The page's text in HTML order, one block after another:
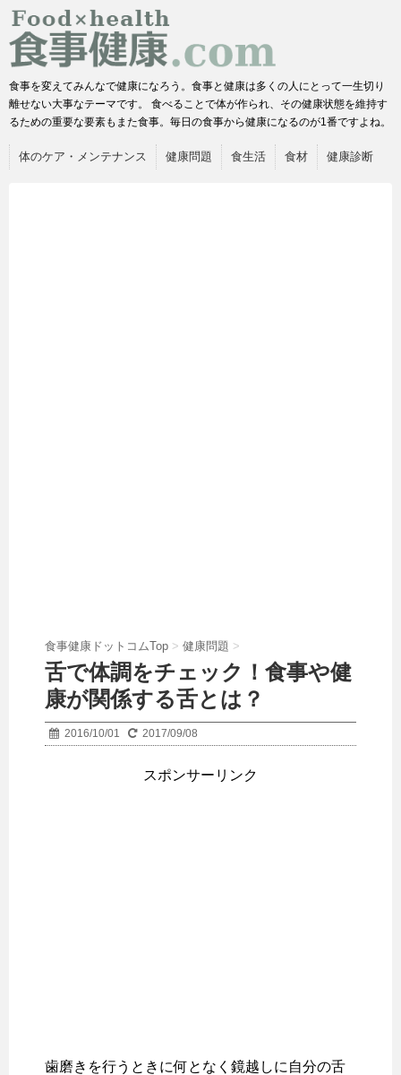
食事を変えてみんなで健康になろう。食事と健康は多くの人にとって一生切り
離せない大事なテーマです。 食べることで体が作られ、その健康状態を維持す
るための重要な要素もまた食事。毎日の食事から健康になるのが1番ですよね。
体のケア・メンテナンス 健康問題 食生活 食材 健康診断
食事健康ドットコムTop > 健康問題 >
舌で体調をチェック！食事や健
康が関係する舌とは？
2016/10/01 2017/09/08
スポンサーリンク
歯磨きを行うときに何となく鏡越しに自分の舌